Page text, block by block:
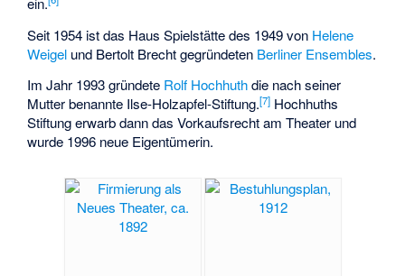
Seit 1954 ist das Haus Spielstätte des 1949 von Helene
Weigel und Bertolt Brecht gegründeten Berliner Ensembles.
Im Jahr 1993 gründete Rolf Hochhuthdie nach seiner
Mutter benannte Ilse-Holzapfel-Stiftung.[7] Hochhuths
Stiftung erwarb dann das Vorkaufsrecht am Theater und
wurde 1996 neue Eigentümerin.